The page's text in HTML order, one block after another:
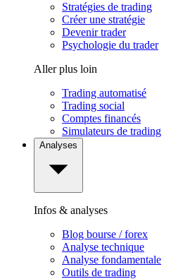
Stratégies de trading
Créer une stratégie
Devenir trader
Psychologie du trader
Aller plus loin
Trading automatisé
Trading social
Comptes financés
Simulateurs de trading
Analyses
Infos & analyses
Blog bourse / forex
Analyse technique
Analyse fondamentale
Outils de trading